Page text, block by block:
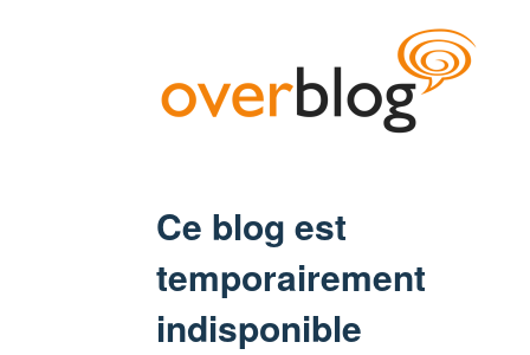
Ce blog est
temporairement
indisponible